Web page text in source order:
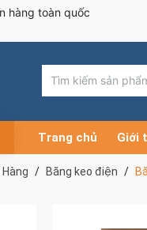
hàng toàn quốc
Trang chủ Giới
Băng keo điện